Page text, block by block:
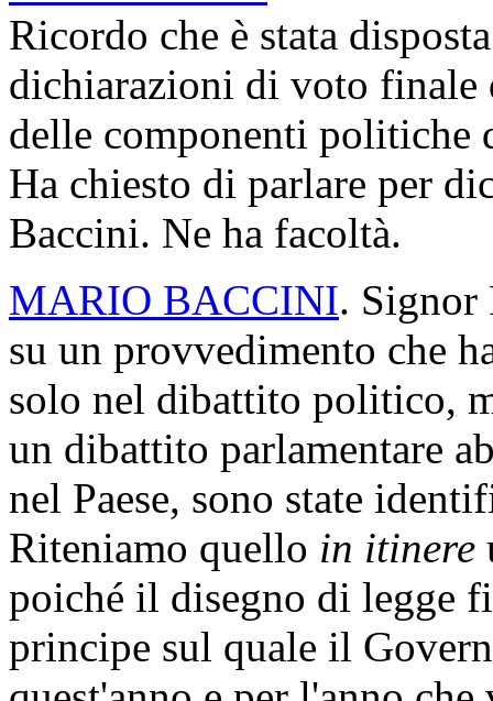
Ricordo che è stata
dichiarazioni di voto finale
delle componenti politiche
Ha chiesto di parlare per
Baccini. Ne ha facoltà.
MARIO BACCINI. Signor
su un provvedimento che
solo nel dibattito politico,
un dibattito parlamentare
nel Paese, sono state
Riteniamo quello in itinere
poiché il disegno di legge
principe sul quale il